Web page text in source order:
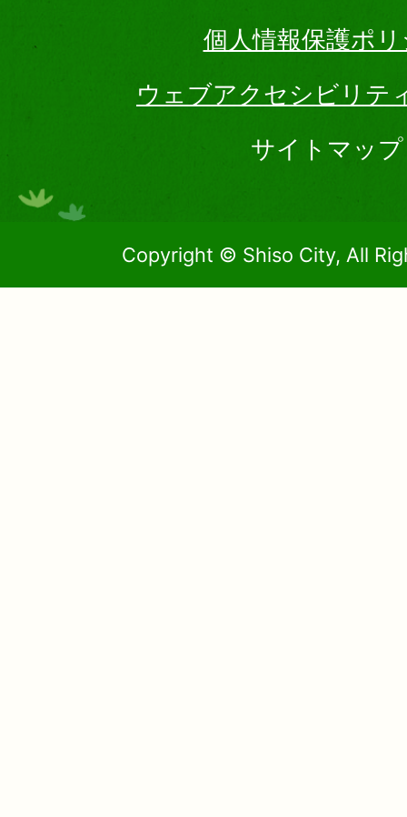
個人情報保護ポ
ウェブアクセシビリテ
サイトマップ
Copyright © Shiso City, All